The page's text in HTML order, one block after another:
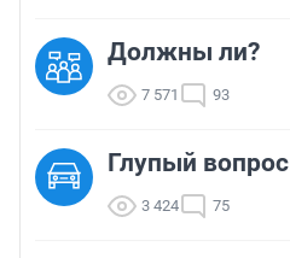
Должны ли?
7 571 93
Глупый вопрос
3 424 75